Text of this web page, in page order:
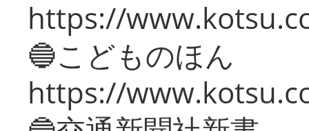
https://
🔵こどものほん
https://